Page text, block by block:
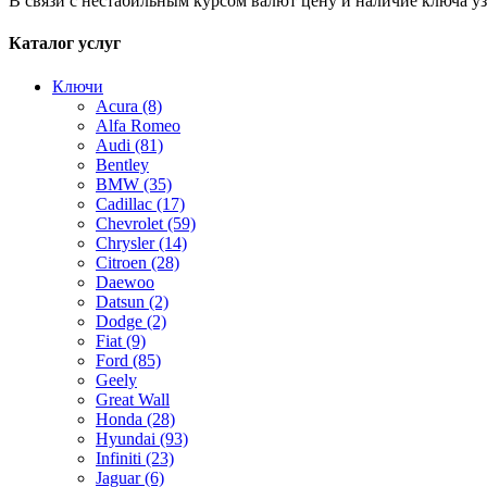
Каталог услуг
Ключи
Acura (8)
Alfa Romeo
Audi (81)
Bentley
BMW (35)
Cadillac (17)
Chevrolet (59)
Chrysler(14)
Citroen (28)
Daewoo
Datsun (2)
Dodge (2)
Fiat (9)
Ford (85)
Geely
Great Wall
Honda (28)
Hyundai (93)
Infiniti (23)
Jaguar(6)